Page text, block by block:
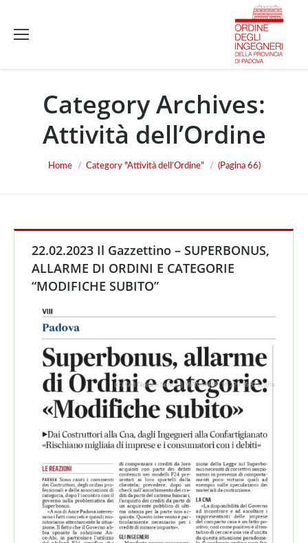
Category Archives:
Attività dell’Ordine
You are here:
Home Category "Attività dell’Ordine" (Pagina 66)
22.02.2023 Il Gazzettino – SUPERBONUS,
ALLARME DI ORDINI E CATEGORIE
“MODIFICHE SUBITO”